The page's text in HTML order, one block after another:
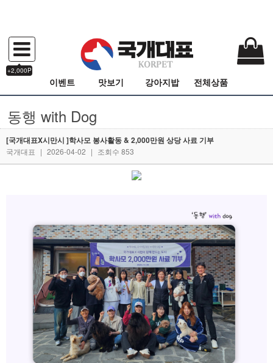
+2,000P
이벤트 맛보기 강아지밥 전체상품
동행 with Dog
[국개대표X시만시 ]학사모 봉사활동 & 2,000만원 상당 사료 기부
국개대표 | 2026-04-02 | 조회수 853